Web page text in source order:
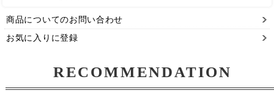
商品についてのお問い合わせ
お気に入りに登録
RECOMMENDATION